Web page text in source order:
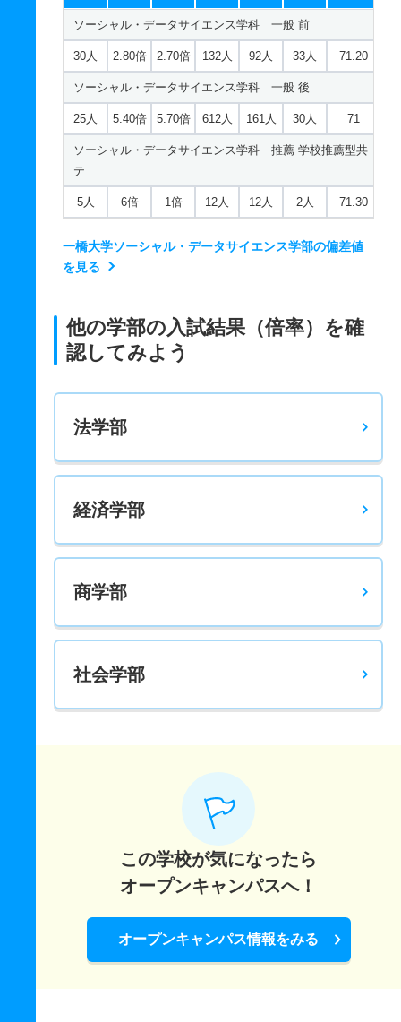
ソーシャル・データサイエンス学科 一般 前
30人 2.80倍 2.70倍 132人 92人 33人 71.20
ソーシャル・データサイエンス学科 一般 後
25人 5.40倍 5.70倍 612人 161人 30人 71
ソーシャル・データサイエンス学科 推薦 学校推薦型共
テ
5人 6倍 1倍 12人 12人 2人 71.30
一橋大学ソーシャル・データサイエンス学部の偏差値
を見る
他の学部の入試結果（倍率）を確
認してみよう
法学部
経済学部
商学部
社会学部
この学校が気になったら
オープンキャンパスへ！
オープンキャンパス情報をみる